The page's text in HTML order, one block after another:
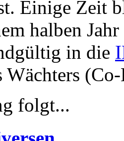
Einige Zeit
halben
in die
Wächters
folgt...